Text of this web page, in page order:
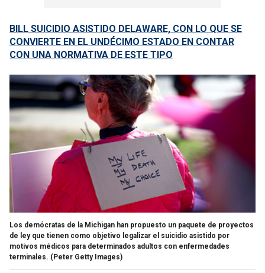
BILL SUICIDIO ASISTIDO DELAWARE, CON LO QUE SE
CONVIERTE EN EL UNDÉCIMO ESTADO EN CONTAR
CON UNA NORMATIVA DE ESTE TIPO
Los demócratas de la Michigan han propuesto un paquete de proyectos
de ley que tienen como objetivo legalizar el suicidio asistido por
motivos médicos para determinados adultos con enfermedades
terminales. (Peter Getty Images)